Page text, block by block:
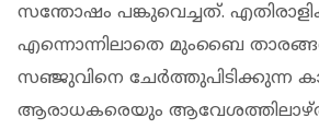
സന്തോഷം പങ്കുവെച്ചത്.
എന്നൊന്നിലാതെ മുംബൈ
സഞ്ജുവിനെ ചേര്‍ത്തുപിടിക്കുന്ന
ആരാധകരെയും